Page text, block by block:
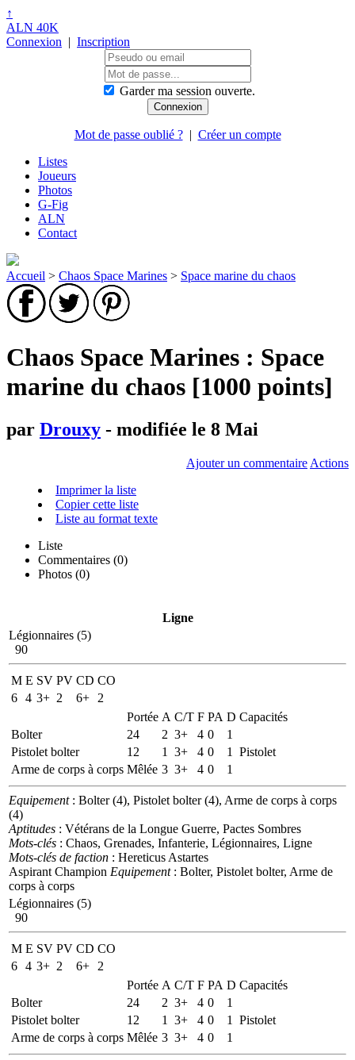
↑
ALN 40K
Connexion | Inscription
Garder ma session ouverte.
Mot de passe oublié ?| Créer un compte
Listes
Joueurs
Photos
G-Fig
ALN
Contact
Accueil > Chaos Space Marines > Space marine du chaos
Chaos Space Marines : Space
marine du chaos [1000 points]
par Drouxy - modifiée le 8 Mai
Ajouter un commentaire Actions
Imprimer la liste
Copier cette liste
Liste au format texte
Liste
Commentaires (0)
Photos (0)
Ligne
Légionnaires (5)
90
M E SV PV CD CO
6 4 3+ 2 6+
2
Portée A C/T F PA D Capacités
Bolter
24 2 3+ 4 0
1
Pistolet bolter
12 1 3+ 4 0 1
Pistolet
Arme de corps à corps Mêlée 3 3+ 4 0 1
Equipement: Bolter (4), Pistolet bolter (4), Arme de corps à corps
(4)
Aptitudes : Vétérans de la Longue Guerre, Pactes Sombres
Mots-clés : Chaos, Grenades, Infanterie, Légionnaires, Ligne
Mots-clés de faction : Hereticus Astartes
Aspirant Champion Equipement: Bolter, Pistolet bolter, Arme de
corps à corps
Légionnaires (5)
90
M E SV PV CD CO
6 4 3+ 2 6+
2
Portée A C/T F PA D Capacités
Bolter
24 2 3+ 4 0
1
Pistolet bolter
12 1 3+ 4 0 1
Pistolet
Arme de corps à corps Mêlée 3 3+ 4 0 1